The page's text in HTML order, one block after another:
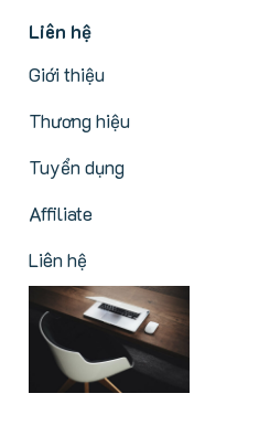
Liên hệ
Giới thiệu
Thương hiệu
Tuyển dụng
Affiliate
Liên hệ